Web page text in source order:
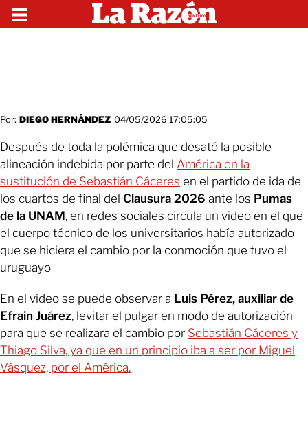
Por: DIEGO HERNÁNDEZ 04/05/2026 17:05:05
Después de toda la polémica que desató la posible
alineación indebida por parte del América en la
sustitución de Sebastián Cáceres en el partido de ida de
los cuartos de final del Clausura 2026 ante los Pumas
de la UNAM, en redes sociales circula un video en el que
el cuerpo técnico de los universitarios había autorizado
que se hiciera el cambio por la conmoción que tuvo el
uruguayo
En el video se puede observar a Luis Pérez, auxiliar de
Efrain Juárez, levitar el pulgar en modo de autorización
para que se realizara el cambio por Sebastián Cáceres y
Thiago Silva, ya que en un principio iba a ser por Miguel
Vásquez, por el América.